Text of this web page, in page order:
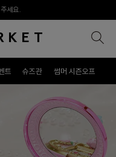
리미엄 편집
트 슈즈관 썸머 시즌오프